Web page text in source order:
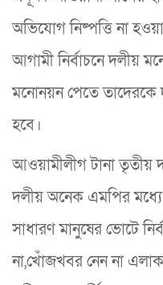
অভিযোগ নিষ্পত্তি না
আগামী নির্বাচনে দলীয়
মনোনয়ন পেতে তাদেরকে
হবে।
আওয়ামীলীগ টানা তৃতীয়
দলীয় অনেক এমপির মধ্যে
সাধারণ মানুষের ভোটে
না,খোঁজখবর নেন না